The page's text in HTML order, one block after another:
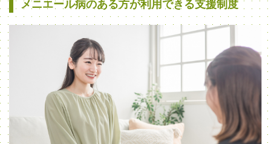
メニエール病のある方が利用できる支援制度